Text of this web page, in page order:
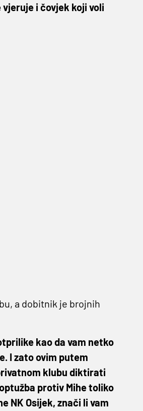
i čovjek koji voli
a dobitnik je brojnih
kao da vam netko
I zato ovim putem
klubu diktirati
protiv Mihe toliko
NK Osijek, znači li vam